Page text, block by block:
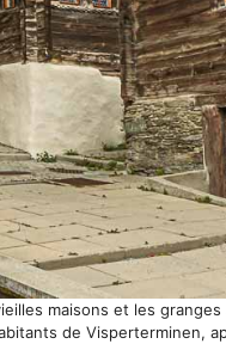
maisons et les
de Visperterminen,